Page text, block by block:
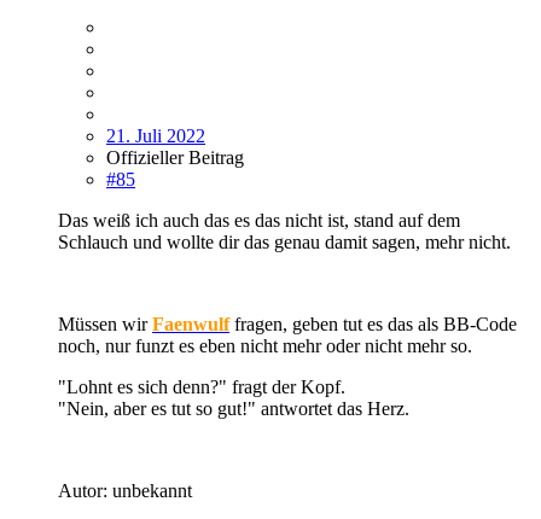
21. Juli 2022
Offizieller Beitrag
#85
Das weiß ich auch das es das nicht ist, stand auf dem
Schlauch und wollte dir das genau damit sagen, mehr nicht.
Müssen wirFaenwulffragen, geben tut es das als BB-Code
noch, nur funzt es eben nicht mehr oder nicht mehr so.
"Lohnt es sich denn?" fragt der Kopf.
"Nein, aber es tut so gut!" antwortet das Herz.
Autor: unbekannt